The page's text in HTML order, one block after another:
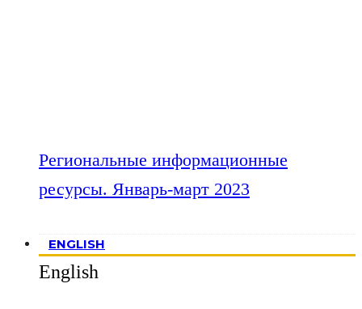
Региональные информационные
ресурсы. Январь-март 2023
ENGLISH
English